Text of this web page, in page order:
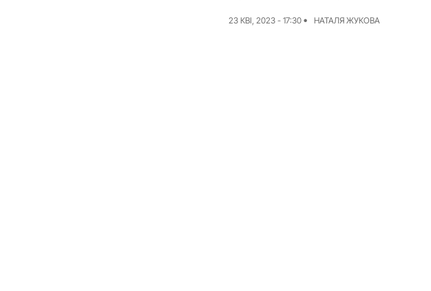
23 КВІ, 2023 - 17:30 НАТАЛЯ ЖУКОВА